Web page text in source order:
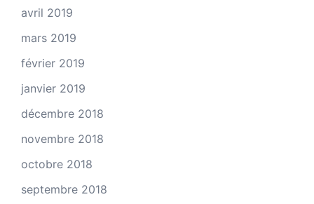
avril 2019
mars 2019
février 2019
janvier 2019
décembre 2018
novembre 2018
octobre 2018
septembre 2018